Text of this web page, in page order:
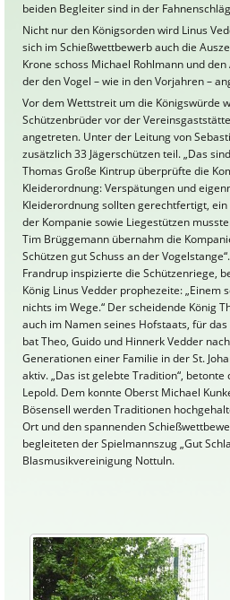
beiden Begleiter sind in der
Nicht nur den Königsorden wird Linus
sich im Schießwettbewerb auch die
Krone schoss Michael Rohlmann und
der den Vogel – wie in den Vorjahren –
Vor dem Wettstreit um die Königswürde
Schützenbrüder vor der
angetreten. Unter der Leitung von
zusätzlich 33 Jägerschützen teil. „Das
Thomas Große Kintrup überprüfte die
Kleiderordnung: Verspätungen und
Kleiderordnung sollten gerechtfertigt,
der Kompanie sowie Liegestützen
Tim Brüggemann übernahm die
Schützen gut Schuss an der
Frandrup inspizierte die Schützenriege,
König Linus Vedder prophezeite: „Einem
nichts im Wege.“ Der scheidende König
auch im Namen seines Hofstaats, für
bat Theo, Guido und Hinnerk Vedder
Generationen einer Familie in der St.
aktiv. „Das ist gelebte Tradition“,
Lepold. Dem konnte Oberst Michael
Bösensell werden Traditionen
Ort und den spannenden
begleiteten der Spielmannszug „Gut
Blasmusikvereinigung Nottuln.